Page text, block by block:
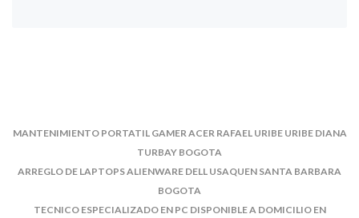
MANTENIMIENTO PORTATIL GAMER ACER RAFAEL URIBE URIBE DIANA
TURBAY BOGOTA
ARREGLO DE LAPTOPS ALIENWARE DELL USAQUEN SANTA BARBARA
BOGOTA
TECNICO ESPECIALIZADO EN PC DISPONIBLE A DOMICILIO EN